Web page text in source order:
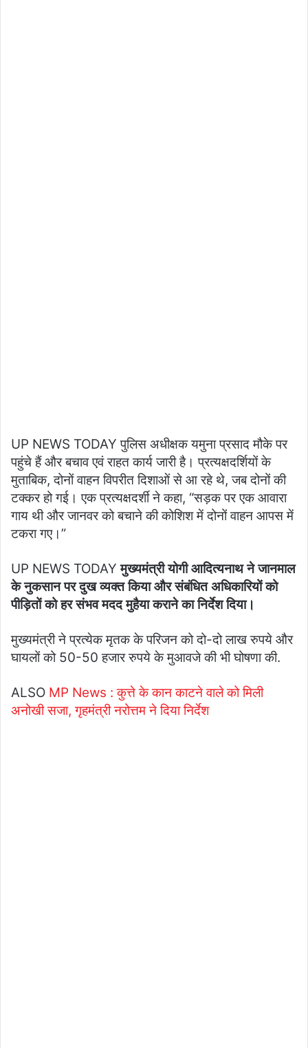
UP NEWS TODAY पुलिस अधीक्षक यमुना प्रसाद मौके पर
पहुंचे हैं और बचाव एवं राहत कार्य जारी है। प्रत्यक्षदर्शियों के
मुताबिक, दोनों वाहन विपरीत दिशाओं से आ रहे थे, जब दोनों की
टक्कर हो गई। एक प्रत्यक्षदर्शी ने कहा, “सड़क पर एक आवारा
गाय थी और जानवर को बचाने की कोशिश में दोनों वाहन आपस में
टकरा गए।”
UP NEWS TODAYमुख्यमंत्री योगी आदित्यनाथ ने जानमाल
के नुकसान पर दुख व्यक्त किया और संबंधित अधिकारियों को
पीड़ितों को हर संभव मदद मुहैया कराने का निर्देश दिया।
मुख्यमंत्री ने प्रत्येक मृतक के परिजन को दो-दो लाख रुपये और
घायलों को 50-50 हजार रुपये के मुआवजे की भी घोषणा की.
ALSO MP News : कुत्ते के कान काटने वाले को मिली
अनोखी सजा, गृहमंत्री नरोत्तम ने दिया निर्देश